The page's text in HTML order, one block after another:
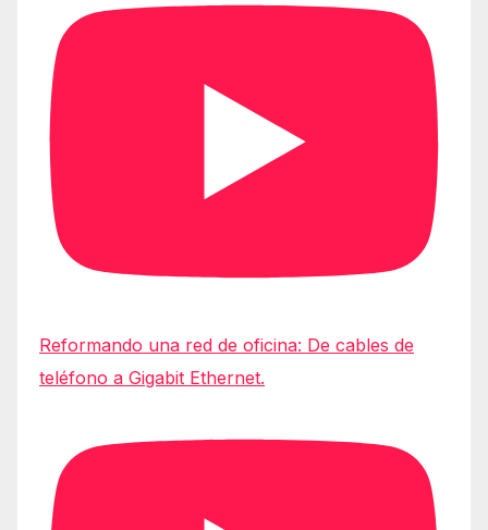
Reformando una red de oficina: De cables de
teléfono a Gigabit Ethernet.